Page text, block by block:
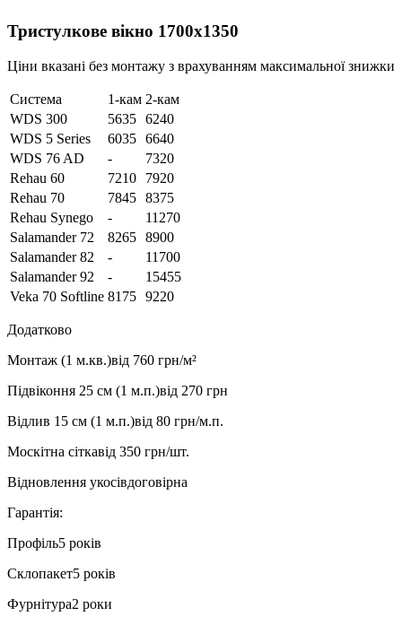
Тристулкове вікно 1700х1350
Ціни вказані без монтажу з врахуванням максимальної знижки
Система 1-кам 2-кам
WDS 300
5635 6240
WDS 5 Series
6035 6640
WDS 76 AD
-
7320
Rehau 60
7210
7920
Rehau 70
7845 8375
Rehau Synego
-
11270
Salamander 72
8265 8900
Salamander 82
-
11700
Salamander 92
-
15455
Veka 70 Softline 8175 9220
Додатково
Монтаж (1 м.кв.)від 760 грн/м²
Підвіконня 25 см (1 м.п.)від 270 грн
Відлив 15 см (1 м.п.)від 80 грн/м.п.
Москітна сіткавід 350 грн/шт.
Відновлення укосівдоговірна
Гарантія:
Профіль5 років
Склопакет5 років
Фурнітура2 роки